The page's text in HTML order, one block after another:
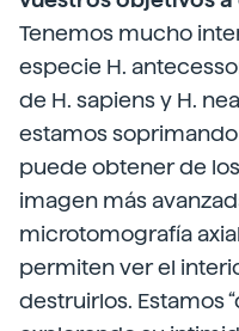
Tenemos mucho
especie H.
de H. sapiens y H.
estamos
puede obtener de
imagen más
microtomografía
permiten ver el
destruirlos. Estamos